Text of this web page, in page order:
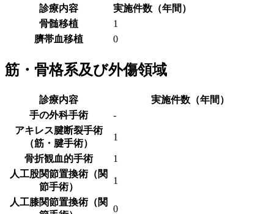
診療内容
実施件数（年間）
骨髄移植
1
臍帯血移植
0
筋・骨格系及び外傷領域
診療内容
実施件数（年間）
手の外科手術
-
アキレス腱断裂手術
（筋・腱手術）
1
骨折観血的手術
1
人工股関節置換術（関
節手術）
1
人工膝関節置換術（関
0